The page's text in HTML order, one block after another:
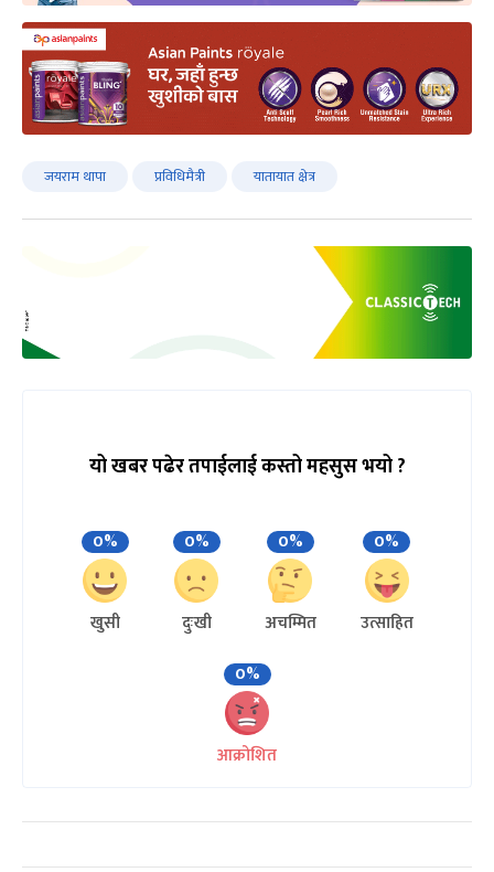
जयराम थापा प्रविधिमैत्री यातायात क्षेत्र
यो खबर पढेर तपाईलाई कस्तो महसुस भयो ?
0%
खुसी
0%
दुःखी
0%
अचम्मित
0%
उत्साहित
0%
आक्रोशित